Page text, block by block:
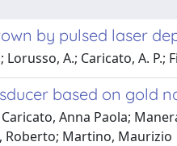
by pulsed laser
Lorusso, A.; Caricato, A.
based on gold
Anna Paola;
Roberto; Martino, Maurizio